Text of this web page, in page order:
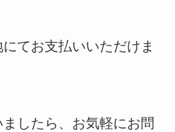
てお支払いいただけま
したら、お気軽にお問